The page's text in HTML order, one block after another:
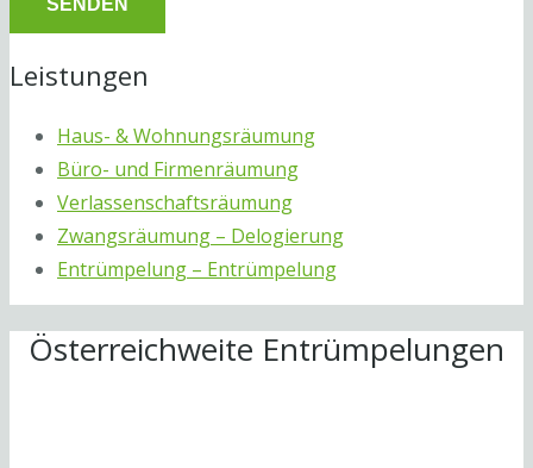
Leistungen
Haus- & Wohnungsräumung
Büro- und Firmenräumung
Verlassenschaftsräumung
Zwangsräumung – Delogierung
Entrümpelung – Entrümpelung
Österreichweite Entrümpelungen